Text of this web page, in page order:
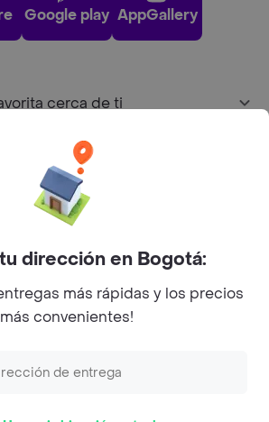
Google play AppGallery
cerca de ti
Facebook
Twitter
Instagram
Inc. All rights reserved.
dirección en Bogotá:
más rápidas y los precios
más convenientes!